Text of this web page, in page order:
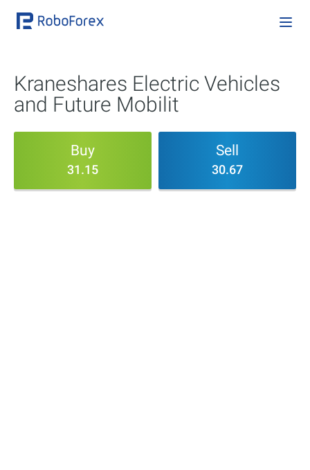
Kraneshares Electric Vehicles
and Future Mobilit
Buy
31.15
Sell
30.67